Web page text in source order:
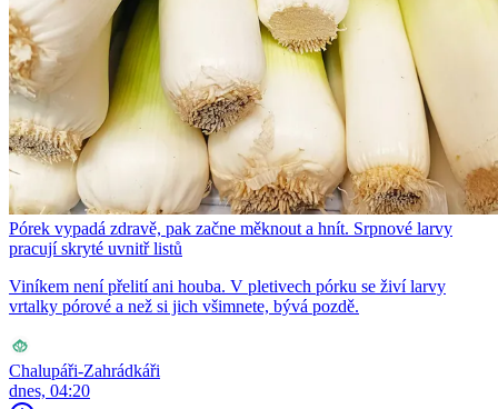
Pórek vypadá zdravě, pak začne měknout a hnít. Srpnové larvy
pracují skryté uvnitř listů
Viníkem není přelití ani houba. V pletivech pórku se živí larvy
vrtalky pórové a než si jich všimnete, bývá pozdě.
Chalupáři-Zahrádkáři
dnes, 04:20